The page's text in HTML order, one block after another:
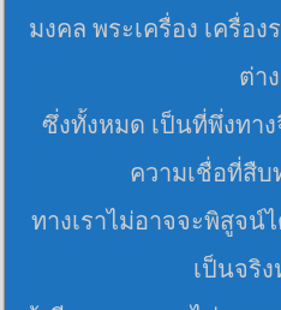
มงคล พระเครื่อง เครื่อ
ต่า
ซึ่งทั้งหมด เป็นที่พึ่งทา
ความเชื่อที่สื
ทางเราไม่อาจจะพิสูจน์
เป็นจริ